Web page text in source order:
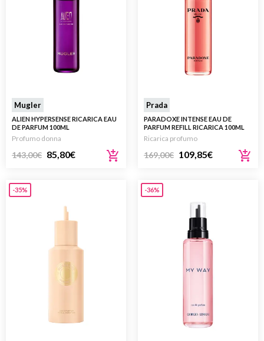
Mugler
ALIEN HYPERSENSE RICARICA EAU
DE PARFUM 100ML
Profumo donna
143,00€ 85,80€
Prada
PARADOXE INTENSE EAU DE
PARFUM REFILL RICARICA 100ML
Ricarica profumo
169,00€ 109,85€
-35% -36%